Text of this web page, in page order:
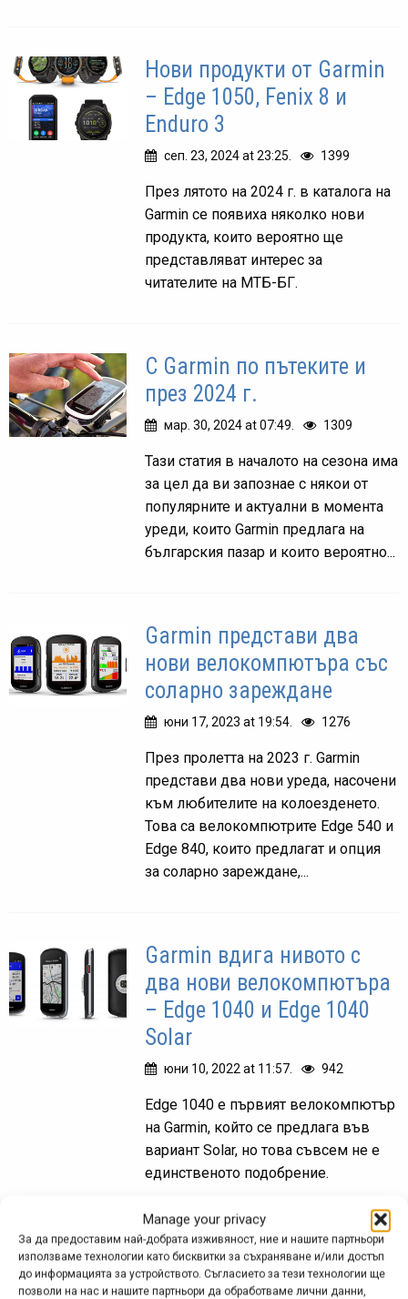
Manage your privacy
За да предоставим най-добрата изживяност, ние и нашите партньори
използваме технологии като бисквитки за съхраняване и/или достъп
до информацията за устройството. Съгласието за тези технологии ще
позволи на нас и нашите партньори да обработваме лични данни,
Нови продукти от Garmin
– Edge 1050, Fenix 8 и
Enduro 3
сеп. 23, 2024 at 23:25. 1399
През лятото на 2024 г. в каталога на
Garmin се появиха няколко нови
продукта, които вероятно ще
представляват интерес за
читателите на МТБ-БГ.
С Garmin по пътеките и
през 2024 г.
мар. 30, 2024 at 07:49. 1309
Тази статия в началото на сезона има
за цел да ви запознае с някои от
популярните и актуални в момента
уреди, които Garmin предлага на
българския пазар и които вероятно...
Garmin представи два
нови велокомпютъра със
соларно зареждане
юни 17, 2023 at 19:54. 1276
През пролетта на 2023 г. Garmin
представи два нови уреда, насочени
към любителите на колоезденето.
Това са велокомпютрите Edge 540 и
Edge 840, които предлагат и опция
за соларно зареждане,...
Garmin вдига нивото с
два нови велокомпютъра
– Edge 1040 и Edge 1040
Solar
юни 10, 2022 at 11:57. 942
Edge 1040 е първият велокомпютър
на Garmin, който се предлага във
вариант Solar, но това съвсем не е
единственото подобрение.
Lezyne празнува 10
години – светлини и